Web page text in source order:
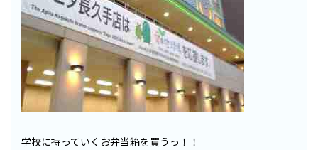
学校に持っていくお弁当箱を買うっ！！